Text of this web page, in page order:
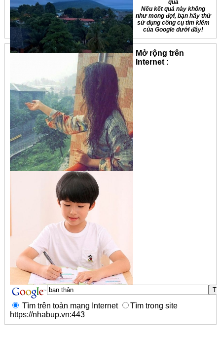
quả
Nếu kết quả này không
như mong đợi, bạn hãy thử
sử dụng công cụ tìm kiếm
của Google dưới đây!
Mở rộng trên
Internet :
Tìm trên toàn mạng Internet
Tìm trong site
https://nhabup.vn:443